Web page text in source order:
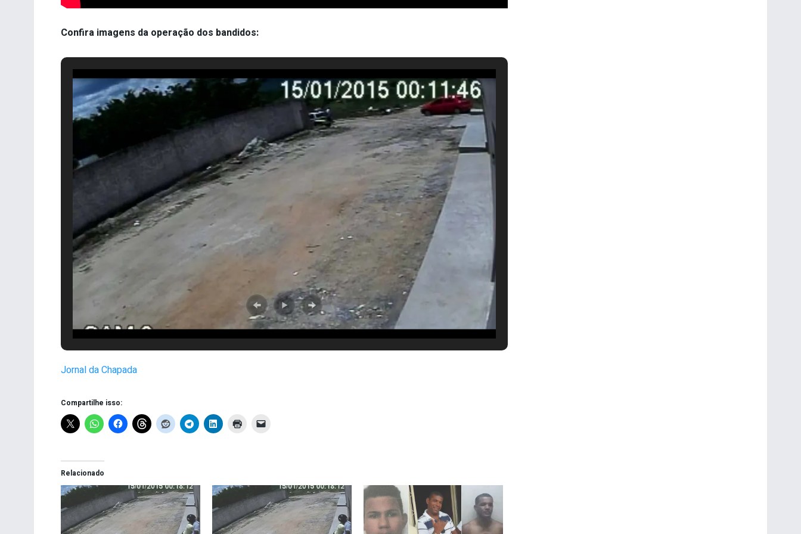
Confira imagens da operação dos bandidos:
Jornal da Chapada
Compartilhe isso:
Relacionado